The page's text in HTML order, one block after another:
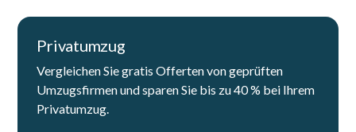
Privatumzug
Vergleichen Sie gratis Offerten von geprüften
Umzugsfirmen und sparen Sie bis zu 40 % bei Ihrem
Privatumzug.